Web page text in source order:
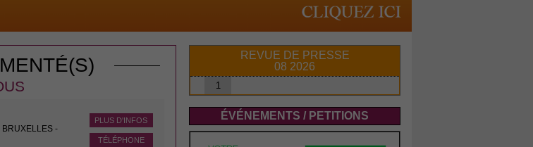
PLUS D'INFOS
TÉLÉPHONE
-
REVUE DE PRESSE
08 2026
1
ÉVÉNEMENTS / PETITIONS